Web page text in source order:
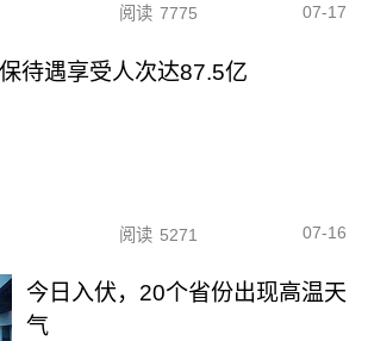
阅读 7775 07-17
待遇享受人次达87.5亿
阅读 5271 07-16
今日入伏，20个省份出现高温天
气